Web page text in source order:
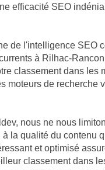
efficacité SEO
de l'intelligence SEO
à Rilhac-
classement dans les
moteurs de recherche
nous ne nous
la qualité du contenu
et optimisé
classement dans